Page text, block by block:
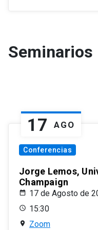
Seminarios
17 AGO
Conferencias
Jorge Lemos,
Champaign
17 de Agosto de
15:30
Zoom